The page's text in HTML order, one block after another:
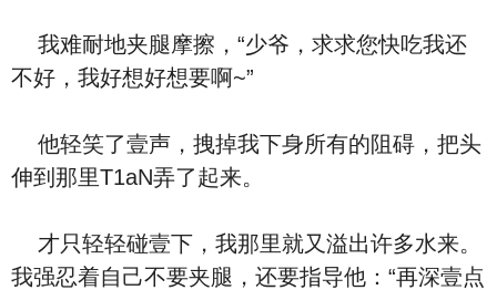
我难耐地夹腿摩擦，“少爷，求求您快吃我还
不好，我好想好想要啊~”
他轻笑了壹声，拽掉我下身所有的阻碍，把头
伸到那里T1aN弄了起来。
才只轻轻碰壹下，我那里就又溢出许多水来。
我强忍着自己不要夹腿，还要指导他：“再深壹点